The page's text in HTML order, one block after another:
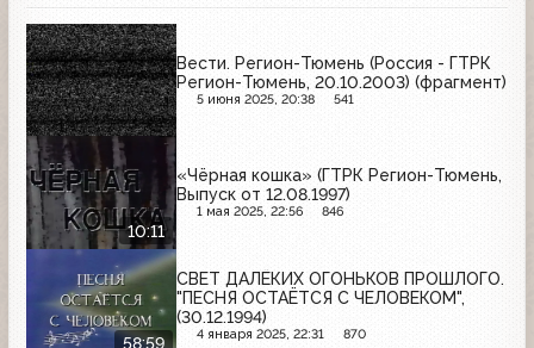
Вести. Регион-Тюмень (Россия - ГТРК
Регион-Тюмень, 20.10.2003) (фрагмент)
5 июня 2025, 20:38 541
10:11
«Чёрная кошка» (ГТРК Регион-Тюмень,
Выпуск от 12.08.1997)
1 мая 2025, 22:56 846
58:59
СВЕТ ДАЛЁКИХ ОГОНЬКОВ ПРОШЛОГО.
"ПЕСНЯ ОСТАЁТСЯ С ЧЕЛОВЕКОМ",
(30.12.1994)
4 января 2025, 22:31 870